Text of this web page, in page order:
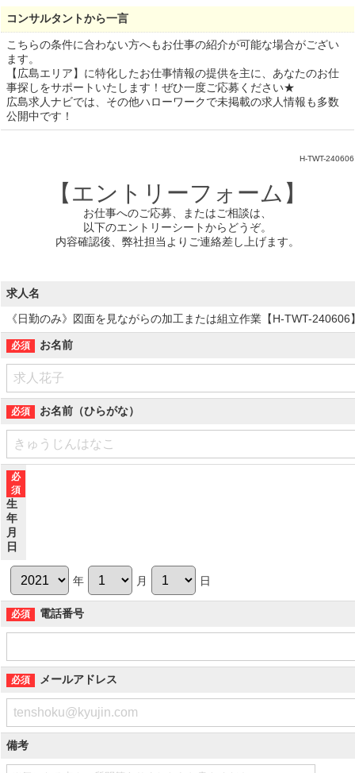
コンサルタントから一言
こちらの条件に合わない方へもお仕事の紹介が可能な場合がござい
ます。
【広島エリア】に特化したお仕事情報の提供を主に、あなたのお仕
事探しをサポートいたします！ぜひ一度ご応募ください★
広島求人ナビでは、その他ハローワークで未掲載の求人情報も多数
公開中です！
H-TWT-240606
【エントリーフォーム】
お仕事へのご応募、またはご相談は、
以下のエントリーシートからどうぞ。
内容確認後、弊社担当よりご連絡差し上げます。
求人名
《日勤のみ》図面を見ながらの加工または組立作業【H-TWT-240606
お名前
お名前（ひらがな）
生
年
月
日
年 月 日
電話番号
メールアドレス
備考